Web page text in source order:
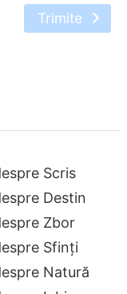
Trimite
Scris
Destin
Zbor
Sfinți
Natură